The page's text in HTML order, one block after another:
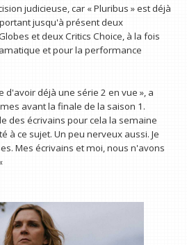
judicieuse, car « Pluribus » est déjà
jusqu'à présent deux
et deux Critics Choice, à la fois
et pour la performance
d'avoir déjà une série 2 en vue », a
avant la finale de la saison 1.
des écrivains pour cela la semaine
à ce sujet. Un peu nerveux aussi. Je
Mes écrivains et moi, nous n'avons